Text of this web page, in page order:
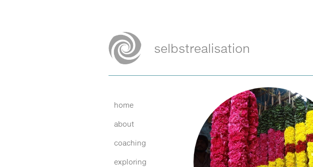
Zum
Inhalt
springen
selbstrealisation
home
about
coaching
exploring